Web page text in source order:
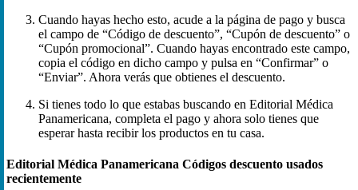
Cuando hayas hecho esto, acude a la página de pago y busca
el campo de “Código de descuento”, “Cupón de descuento” o
“Cupón promocional”. Cuando hayas encontrado este campo,
copia el código en dicho campo y pulsa en “Confirmar” o
“Enviar”. Ahora verás que obtienes el descuento.
Si tienes todo lo que estabas buscando en Editorial Médica
Panamericana, completa el pago y ahora solo tienes que
esperar hasta recibir los productos en tu casa.
Editorial Médica Panamericana Códigos descuento usados
recientemente